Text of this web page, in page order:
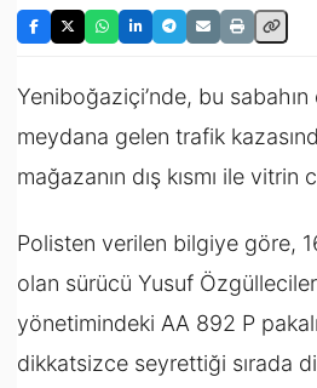
Yeniboğaziçi’nde, bu
meydana gelen trafik
mağazanın dış kısmı ile vitrin
Polisten verilen bilgiye göre,
olan sürücü Yusuf
yönetimindeki AA 892 P
dikkatsizce seyrettiği sırada